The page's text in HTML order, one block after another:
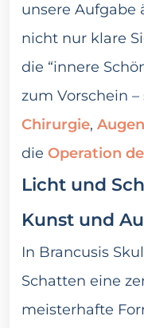
unsere Aufgabe
nicht nur klare
die “innere
zum Vorschein –
Chirurgie,
die Operation
Licht und
Kunst und
In Brancusis
Schatten eine
meisterhafte